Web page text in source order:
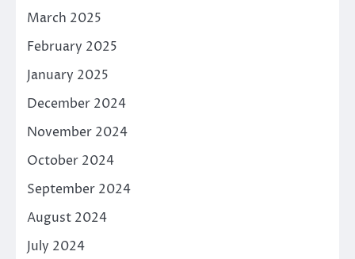
March 2025
February 2025
January 2025
December 2024
November 2024
October 2024
September 2024
August 2024
July 2024